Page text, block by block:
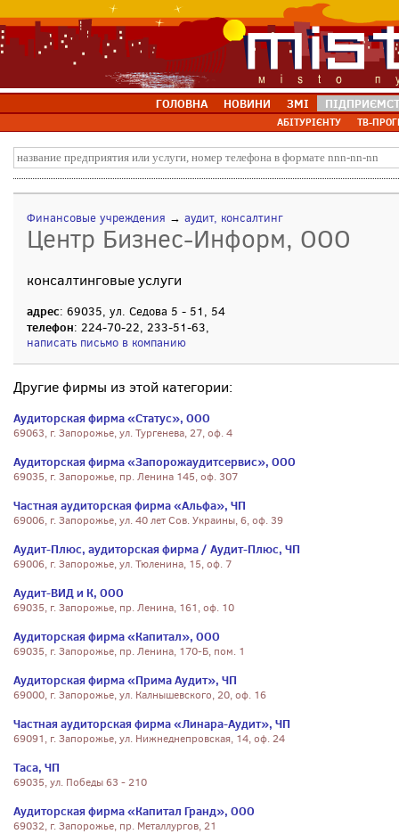
ГОЛОВНА НОВИНИ ЗМІ
АБІТУРІЄНТУ ТВ-
Финансовые учреждения → аудит, консалтинг
Центр Бизнес-Информ, ООО
консалтинговые услуги
адрес: 69035, ул. Седова 5 - 51, 54
телефон: 224-70-22, 233-51-63,
написать письмо в компанию
Другие фирмы из этой категории:
Аудиторская фирма «Статус», ООО
69063, г. Запорожье, ул. Тургенева, 27, оф. 4
Аудиторская фирма «Запорожаудитсервис», ООО
69035, г. Запорожье, пр. Ленина 145, оф. 307
Частная аудиторская фирма «Альфа», ЧП
69006, г. Запорожье, ул. 40 лет Сов. Украины, 6, оф. 39
Аудит-Плюс, аудиторская фирма / Аудит-Плюс, ЧП
69006, г. Запорожье, ул. Тюленина, 15, оф. 7
Аудит-ВИД и К, ООО
69035, г. Запорожье, пр. Ленина, 161, оф. 10
Аудиторская фирма «Капитал», ООО
69035, г. Запорожье, пр. Ленина, 170-Б, пом. 1
Аудиторская фирма «Прима Аудит», ЧП
69000, г. Запорожье, ул. Калнышевского, 20, оф. 16
Частная аудиторская фирма «Линара-Аудит», ЧП
69091, г. Запорожье, ул. Нижнеднепровская, 14, оф. 24
Таса, ЧП
69035, ул. Победы 63 - 210
Аудиторская фирма «Капитал Гранд», ООО
69032, г. Запорожье, пр. Металлургов, 21